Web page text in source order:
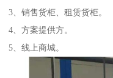
3、销售货柜、租赁货柜。
4、方案提供方。
5、线上商城。